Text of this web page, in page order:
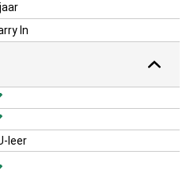
In
leer